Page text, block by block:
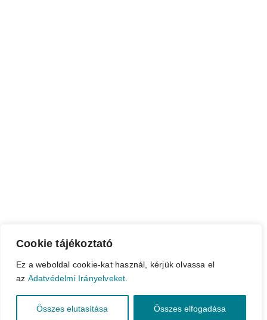
Cookie tájékoztató
Ez a weboldal cookie-kat használ, kérjük olvassa el
az Adatvédelmi Irányelveket
Összes elutasítása Összes elfogadása